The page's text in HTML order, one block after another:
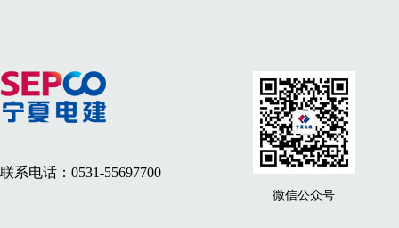
联系电话：0531-55697700
微信公众号